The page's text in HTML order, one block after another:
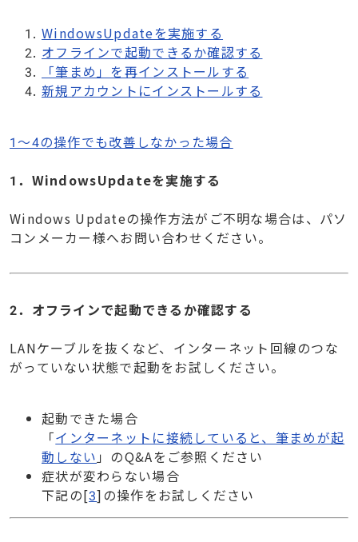
WindowsUpdateを実施する
オフラインで起動できるか確認する
「筆まめ」を再インストールする
新規アカウントにインストールする
1～4の操作でも改善しなかった場合
1．WindowsUpdateを実施する
Windows Updateの操作方法がご不明な場合は、パソ
コンメーカー様へお問い合わせください。
2．オフラインで起動できるか確認する
LANケーブルを抜くなど、インターネット回線のつな
がっていない状態で起動をお試しください。
起動できた場合
「インターネットに接続していると、筆まめが起
動しない 」のQ&Aをご参照ください
症状が変わらない場合
下記の[3]の操作をお試しください